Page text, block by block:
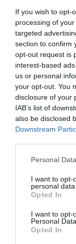
If you wish to opt-
processing of
targeted
section to confirm
opt-out request is
interest-based
us or personal
your opt-out. You
disclosure of your
IAB’s list of
also be disclosed
Downstream
Please note that
not limited to
grant or deny
use your data for
consent section.
Personal
I want to opt-
personal data.
Opted In
I want to opt-
Personal Data.
Opted In
21:00).
Το πρόγραμμα
συνεχίστηκε
συνεχίστηκε με
ολοκληρώθηκε
Αυτή ήταν η
Γιάγκουσιτς.
ακολούθησαν οι
Σισοκό.
Μετά το τέλος